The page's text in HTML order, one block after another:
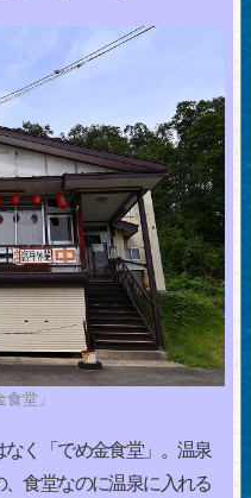
堂」
く「でめ金食堂」。温泉
食堂なのに温泉に入れる